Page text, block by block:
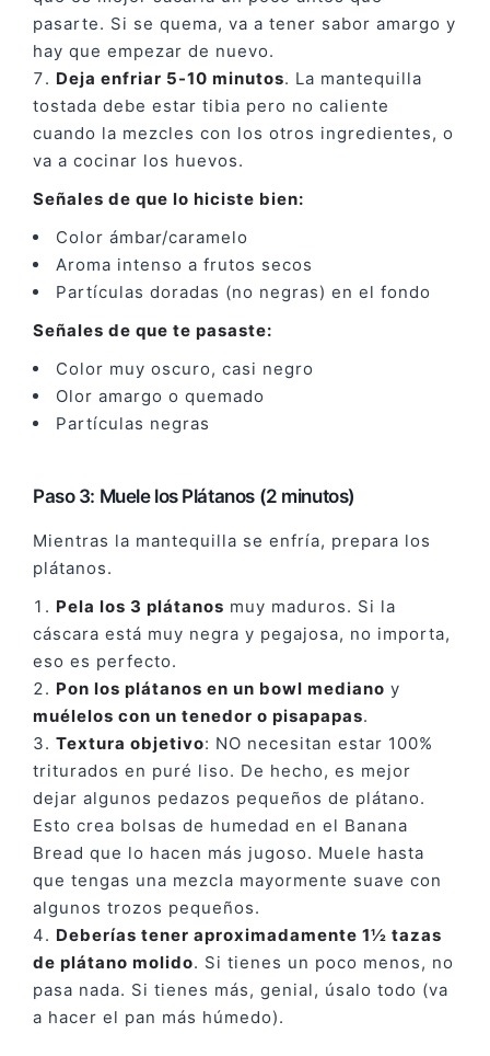
pasarte. Si se quema, va a tener sabor amargo y
hay que empezar de nuevo.
Deja enfriar 5-10 minutos. La mantequilla
tostada debe estar tibia pero no caliente
cuando la mezcles con los otros ingredientes, o
va a cocinar los huevos.
Señales de que lo hiciste bien:
Color ámbar/caramelo
Aroma intenso a frutos secos
Partículas doradas (no negras) en el fondo
Señales de que te pasaste:
Color muy oscuro, casi negro
Olor amargo o quemado
Partículas negras
Paso 3: Muele los Plátanos (2 minutos)
Mientras la mantequilla se enfría, prepara los
plátanos.
Pela los 3 plátanos muy maduros. Si la
cáscara está muy negra y pegajosa, no importa,
eso es perfecto.
Pon los plátanos en un bowl mediano y
muélelos con un tenedor o pisapapas.
Textura objetivo: NO necesitan estar 100%
triturados en puré liso. De hecho, es mejor
dejar algunos pedazos pequeños de plátano.
Esto crea bolsas de humedad en el Banana
Bread que lo hacen más jugoso. Muele hasta
que tengas una mezcla mayormente suave con
algunos trozos pequeños.
Deberías tener aproximadamente 1½ tazas
de plátano molido. Si tienes un poco menos, no
pasa nada. Si tienes más, genial, úsalo todo (va
a hacer el pan más húmedo).